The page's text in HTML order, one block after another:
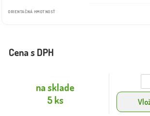
ORIENTAČNÁ HMOTNOSŤ
Cena s DPH
na sklade
5 ks